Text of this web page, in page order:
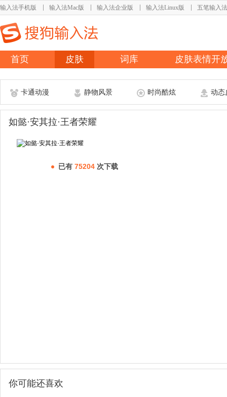
输入法手机版 输入法Mac版 输入法企业版 输入法Linux版 五笔输入法
首页 皮肤 词库 皮肤表情开
卡通动漫 静物风景 时尚酷炫 动态
如懿·安其拉·王者荣耀
已有 75204 次下载
你可能还喜欢